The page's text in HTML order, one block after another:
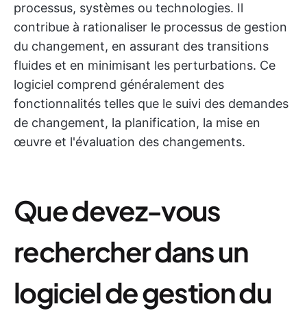
processus, systèmes ou technologies. Il
contribue à rationaliser le processus de gestion
du changement, en assurant des transitions
fluides et en minimisant les perturbations. Ce
logiciel comprend généralement des
fonctionnalités telles que le suivi des demandes
de changement, la planification, la mise en
œuvre et l'évaluation des changements.
Que devez-vous
rechercher dans un
logiciel de gestion du